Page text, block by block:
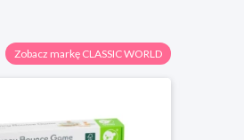
Zobacz markę CLASSIC WORLD